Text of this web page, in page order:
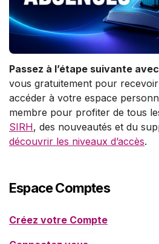
Passez à l’étape suivante
vous gratuitement pour
accéder à votre espace
membre pour profiter de tous
SIRH, des nouveautés et du
découvrir les niveaux d’accès.
Espace Comptes
Créez votre Compte